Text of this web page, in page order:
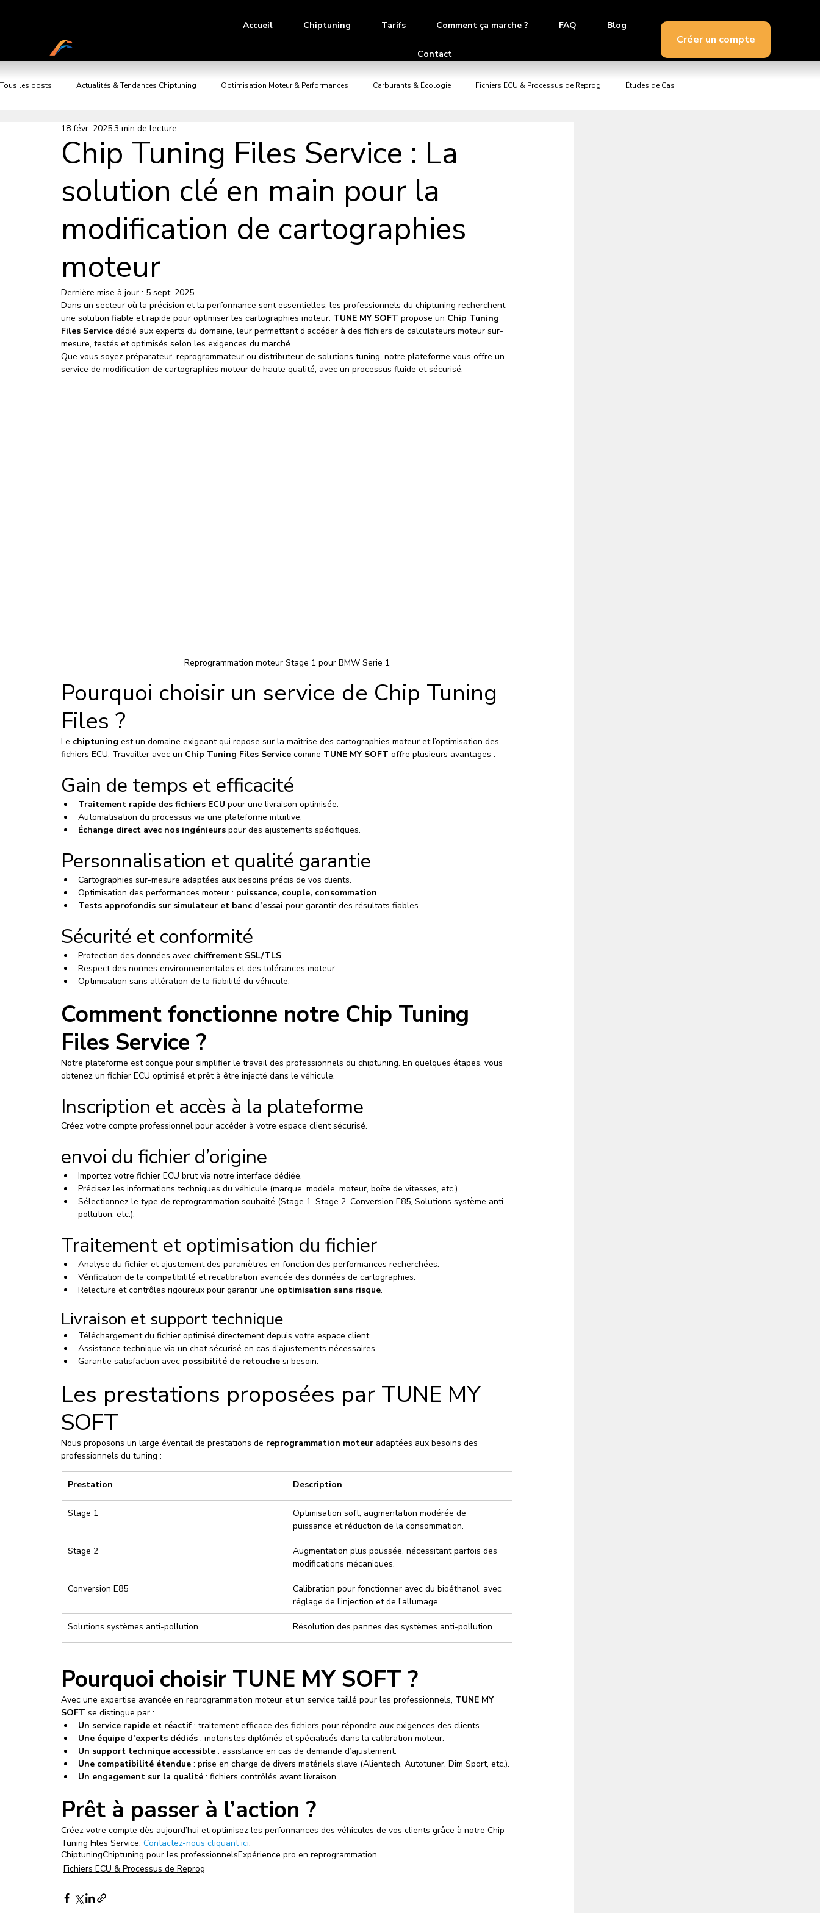
Accueil Chiptuning Tarifs Comment ça marche ? FAQ Blog
Contact
Créer un compte
Tous les posts Actualités & Tendances Chiptuning Optimisation Moteur & Performances Carburants & Écologie Fichiers ECU & Processus de Reprog Études de Cas
Chip Tuning Files Service : La
solution clé en main pour la
modification de cartographies
moteur
18 févr. 20253 min de lecture
Dernière mise à jour : 5 sept. 2025
Dans un secteur où la précision et la performance sont essentielles, les professionnels du chiptuning recherchent
une solution fiable et rapide pour optimiser les cartographies moteur. TUNE MY SOFT propose un Chip Tuning
Files Service dédié aux experts du domaine, leur permettant d’accéder à des fichiers de calculateurs moteur sur-
mesure, testés et optimisés selon les exigences du marché.
Que vous soyez préparateur, reprogrammateur ou distributeur de solutions tuning, notre plateforme vous offre un
service de modification de cartographies moteur de haute qualité, avec un processus fluide et sécurisé.
Reprogrammation moteur Stage 1 pour BMW Serie 1
Pourquoi choisir un service de Chip Tuning
Files ?
Le chiptuning est un domaine exigeant qui repose sur la maîtrise des cartographies moteur et l’optimisation des
fichiers ECU. Travailler avec un Chip Tuning Files Service comme TUNE MY SOFT offre plusieurs avantages :
Gain de temps et efficacité
Traitement rapide des fichiers ECU pour une livraison optimisée.
Automatisation du processus via une plateforme intuitive.
Échange direct avec nos ingénieurs pour des ajustements spécifiques.
Personnalisation et qualité garantie
Cartographies sur-mesure adaptées aux besoins précis de vos clients.
Optimisation des performances moteur : puissance, couple, consommation.
Tests approfondis sur simulateur et banc d’essai pour garantir des résultats fiables.
Sécurité et conformité
Protection des données avec chiffrement SSL/TLS.
Respect des normes environnementales et des tolérances moteur.
Optimisation sans altération de la fiabilité du véhicule.
Comment fonctionne notre Chip Tuning
Files Service ?
Notre plateforme est conçue pour simplifier le travail des professionnels du chiptuning. En quelques étapes, vous
obtenez un fichier ECU optimisé et prêt à être injecté dans le véhicule.
Inscription et accès à la plateforme
Créez votre compte professionnel pour accéder à votre espace client sécurisé.
envoi du fichier d’origine
Importez votre fichier ECU brut via notre interface dédiée.
Précisez les informations techniques du véhicule (marque, modèle, moteur, boîte de vitesses, etc.).
Sélectionnez le type de reprogrammation souhaité (Stage 1, Stage 2, Conversion E85, Solutions système anti-
pollution, etc.).
Traitement et optimisation du fichier
Analyse du fichier et ajustement des paramètres en fonction des performances recherchées.
Vérification de la compatibilité et recalibration avancée des données de cartographies.
Relecture et contrôles rigoureux pour garantir une optimisation sans risque.
Livraison et support technique
Téléchargement du fichier optimisé directement depuis votre espace client.
Assistance technique via un chat sécurisé en cas d’ajustements nécessaires.
Garantie satisfaction avec possibilité de retouche si besoin.
Les prestations proposées par TUNE MY
SOFT
Nous proposons un large éventail de prestations de reprogrammation moteur adaptées aux besoins des
professionnels du tuning :
Prestation Description
Stage 1
Optimisation soft, augmentation modérée de
puissance et réduction de la consommation.
Stage 2
Augmentation plus poussée, nécessitant parfois des
modifications mécaniques.
Conversion E85
Calibration pour fonctionner avec du bioéthanol, avec
réglage de l’injection et de l’allumage.
Solutions systèmes anti-pollution Résolution des pannes des systèmes anti-pollution.
Pourquoi choisir TUNE MY SOFT ?
Avec une expertise avancée en reprogrammation moteur et un service taillé pour les professionnels, TUNE MY
SOFT se distingue par :
Un service rapide et réactif : traitement efficace des fichiers pour répondre aux exigences des clients.
Une équipe d’experts dédiés : motoristes diplômés et spécialisés dans la calibration moteur.
Un support technique accessible : assistance en cas de demande d’ajustement.
Une compatibilité étendue : prise en charge de divers matériels slave (Alientech, Autotuner, Dim Sport, etc.).
Un engagement sur la qualité : fichiers contrôlés avant livraison.
Prêt à passer à l’action ?
Créez votre compte dès aujourd’hui et optimisez les performances des véhicules de vos clients grâce à notre Chip
Tuning Files Service. Contactez-nous cliquant ici.
ChiptuningChiptuning pour les professionnelsExpérience pro en reprogrammation
Fichiers ECU & Processus de Reprog